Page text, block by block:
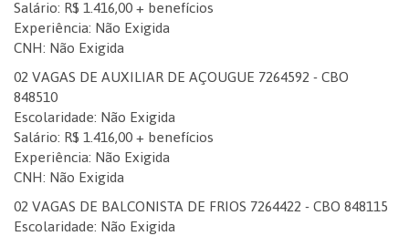
Salário: R$ 1.416,00 + benefícios
Experiência: Não Exigida
CNH: Não Exigida
02 VAGAS DE AUXILIAR DE AÇOUGUE 7264592 - CBO
848510
Escolaridade: Não Exigida
Salário: R$ 1.416,00 + benefícios
Experiência: Não Exigida
CNH: Não Exigida
02 VAGAS DE BALCONISTA DE FRIOS 7264422 - CBO 848115
Escolaridade: Não Exigida